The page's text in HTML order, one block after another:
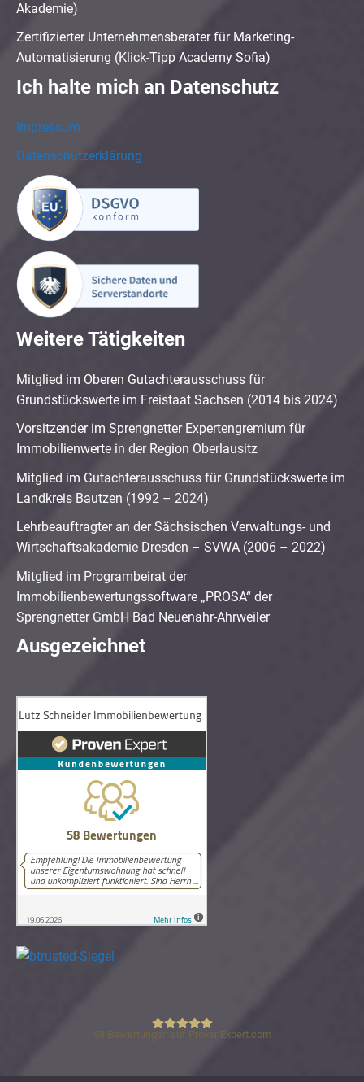
Akademie)
Zertifizierter Unternehmensberater für Marketing-
Automatisierung (Klick-Tipp Academy Sofia)
Ich halte mich an Datenschutz
Impressum
Datenschutzerklärung
Weitere Tätigkeiten
Mitglied im Oberen Gutachterausschuss für
Grundstückswerte im Freistaat Sachsen (2014 bis 2024)
Vorsitzender im Sprengnetter Expertengremium für
Immobilienwerte in der Region Oberlausitz
Mitglied im Gutachterausschuss für Grundstückswerte im
Landkreis Bautzen (1992 – 2024)
Lehrbeauftragter an der Sächsischen Verwaltungs- und
Wirtschaftsakademie Dresden – SVWA (2006 – 2022)
Mitglied im Programbeirat der
Immobilienbewertungssoftware „PROSA“ der
Sprengnetter GmbH Bad Neuenahr-Ahrweiler
Ausgezeichnet
Lutz Schneider Immobilienbewertung
58 Bewertungen auf ProvenExpert.com